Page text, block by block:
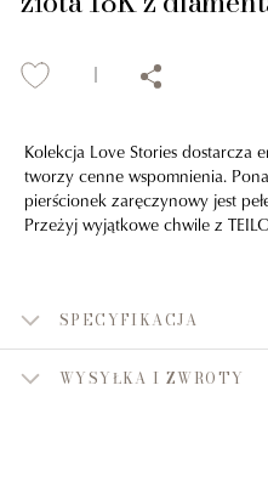
Kolekcja Love Stories dostarcza
tworzy cenne wspomnienia.
pierścionek zaręczynowy jest
Przeżyj wyjątkowe chwile z
SPECYFIKACJA
WYSYŁKA I ZWROTY